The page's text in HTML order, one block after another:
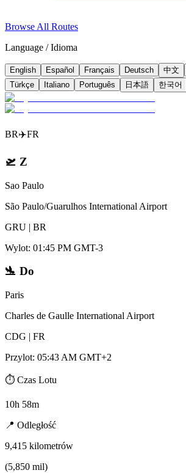
Browse All Routes
Language / Idioma
English Español Français Deutsch 中文
Türkçe
Italiano Português 日本語 한국어
BR✈️FR
🛫 Z
Sao Paulo
São Paulo/Guarulhos International Airport
GRU | BR
Wylot: 01:45 PM GMT-3
🛬 Do
Paris
Charles de Gaulle International Airport
CDG | FR
Przylot: 05:43 AM GMT+2
⏱️ Czas Lotu
10h 58m
📍 Odległość
9,415 kilometrów
(5,850 mil)